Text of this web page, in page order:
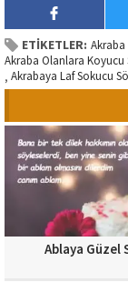
ETİKETLER: Akraba
Akraba Olanlara Koyucu
, Akrabaya Laf Sokucu
Ablaya Güzel